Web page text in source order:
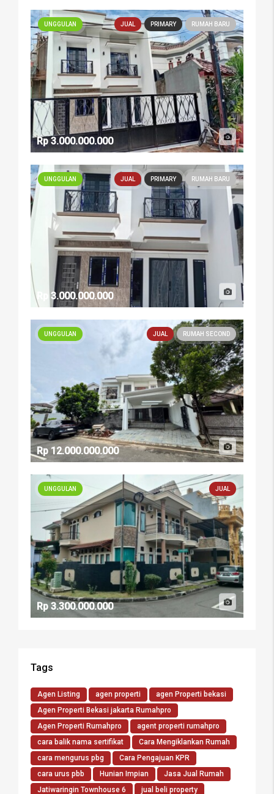
UNGGULAN JUAL PRIMARY RUMAH BARU
Rp 3.000.000.000
UNGGULAN JUAL PRIMARY RUMAH BARU
Rp 3.000.000.000
UNGGULAN JUAL RUMAH SECOND
Rp 12.000.000.000
UNGGULAN JUAL
Rp 3.300.000.000
Tags
Agen Listing agen properti
agen Properti bekasi
Agen Properti Bekasi jakarta Rumahpro
Agen Properti Rumahpro
agent properti rumahpro
cara balik nama sertifikat
Cara Mengiklankan Rumah
cara mengurus pbg
Cara Pengajuan KPR
cara urus pbb
Hunian Impian
Jasa Jual Rumah
Jatiwaringin Townhouse 6
jual beli property